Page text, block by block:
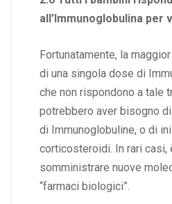
all’Immunoglobulina per
Fortunatamente, la
di una singola dose di
che non rispondono a tale
potrebbero aver bisogno
di Immunoglobuline, o di
corticosteroidi. In rari casi,
somministrare nuove
“farmaci biologici”.